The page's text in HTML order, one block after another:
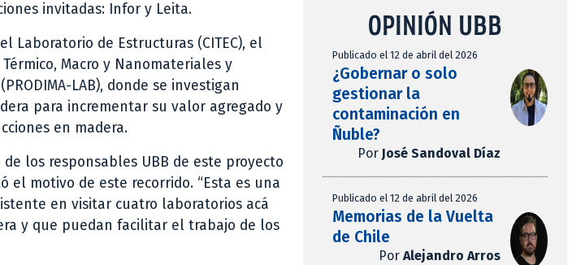
invitadas: Infor y Leita.
Laboratorio de Estructuras (CITEC), el
Macro y Nanomateriales y
LAB), donde se investigan
para incrementar su valor agregado y
en madera.
los responsables UBB de este proyecto
motivo de este recorrido. “Esta es una
en visitar cuatro laboratorios acá
y que puedan facilitar el trabajo de los
OPINIÓN UBB
Publicado el 12 de abril del 2026
¿Gobernar o solo
gestionar la
contaminación en
Ñuble?
Por José Sandoval Díaz
Publicado el 12 de abril del 2026
Memorias de la Vuelta
de Chile
Por Alejandro Arros